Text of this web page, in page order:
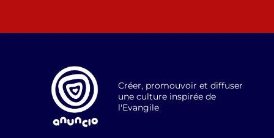
Créer, promouvoir et diffuser
une culture inspirée de
l'Evangile